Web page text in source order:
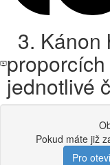
3. Kánon
jednotlivé
Pokud máte již
Pro